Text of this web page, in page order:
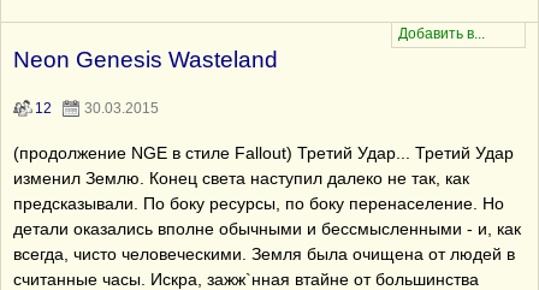
Neon Genesis Wasteland
12 30.03.2015
(продолжение NGE в стиле Fallout) Третий Удар... Третий Удар
изменил Землю. Конец света наступил далеко не так, как
предсказывали. По боку ресурсы, по боку перенаселение. Но
детали оказались вполне обычными и бессмысленными - и, как
всегда, чисто человеческими. Земля была очищена от людей в
считанные часы. Искра, зажж`нная втайне от большинства